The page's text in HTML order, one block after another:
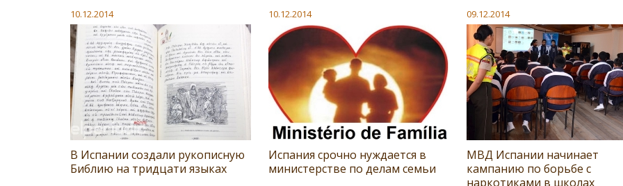
10.12.2014
В Испании создали рукописную
Библию на тридцати языках
10.12.2014
Испания срочно нуждается в
министерстве по делам семьи
09.12.2014
МВД Испании начинает
кампанию по борьбе с
наркотиками в школах